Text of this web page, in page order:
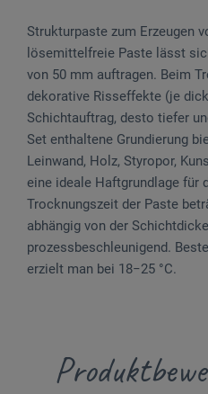
Strukturpaste zum Erzeugen
lösemittelfreie Paste lässt
von 50 mm auftragen. Beim
dekorative Risseffekte (je
Schichtauftrag, desto tiefer
Set enthaltene Grundierung
Leinwand, Holz, Styropor,
eine ideale Haftgrundlage für
Trocknungszeit der Paste
abhängig von der
prozessbeschleunigend.
erzielt man bei 18−25 °C.